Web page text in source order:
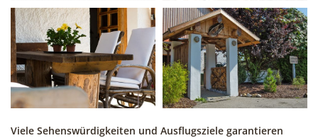
Viele Sehenswürdigkeiten und Ausflugsziele garantieren